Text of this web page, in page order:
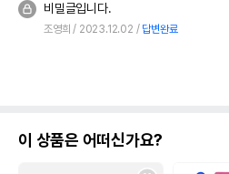
비밀글입니다.
조영희 2023.12.02 답변완료
이 상품은 어떠신가요?